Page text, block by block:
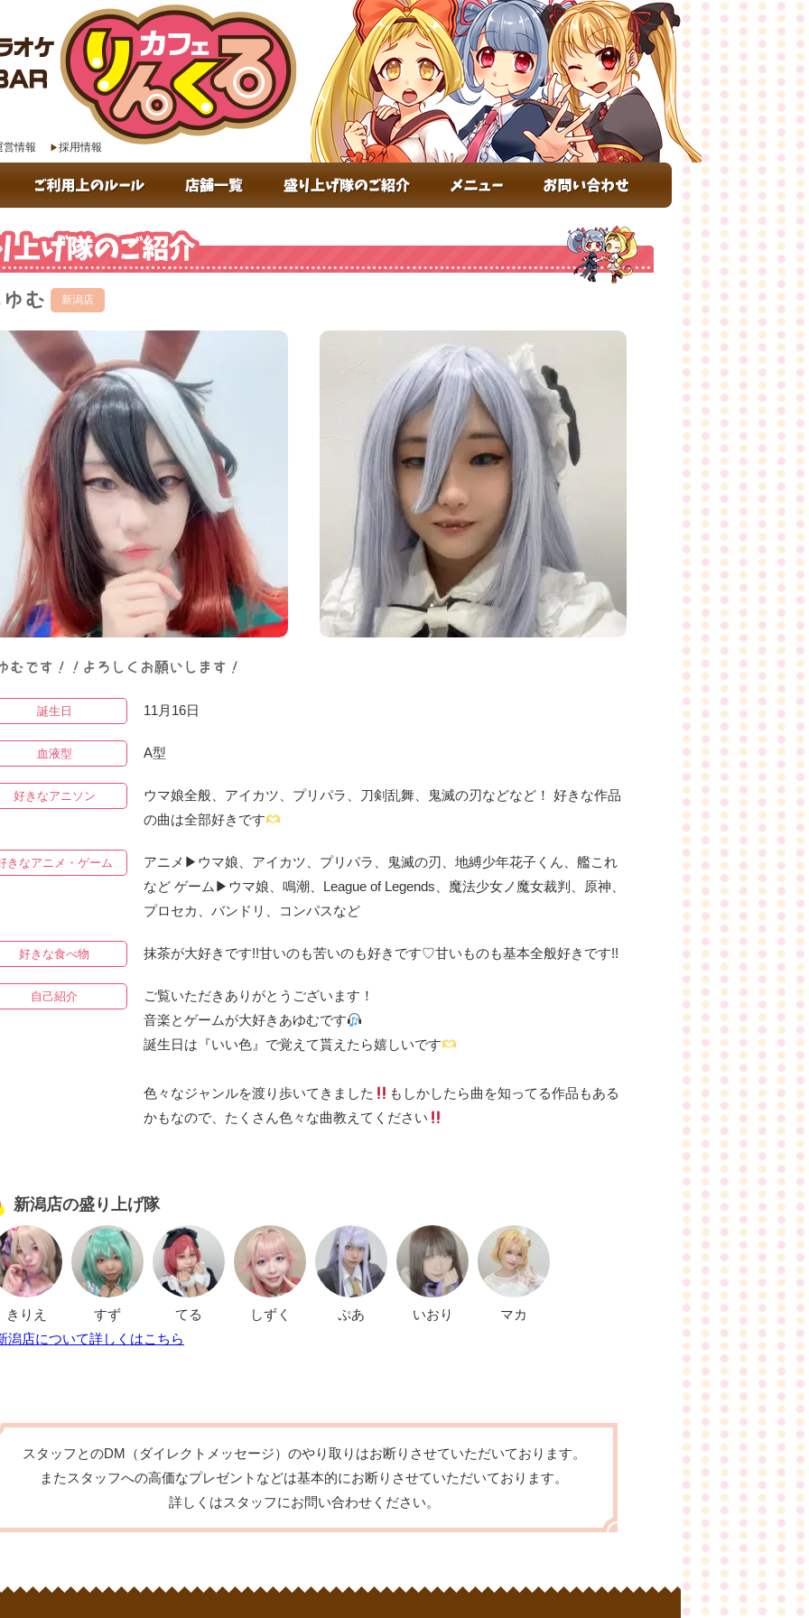
営情報 採用情報
む 新潟店
むです！！よろしくお願いします！
誕生日 11月16日
血液型 A型
好きなアニソン
ウマ娘全般、アイカツ、プリパラ、刀剣乱舞、鬼滅の刃などなど！ 好きな作品
の曲は全部好きです
きなアニメ・ゲーム
アニメ▶︎ウマ娘、アイカツ、プリパラ、鬼滅の刃、地縛少年花子くん、艦これ
など ゲーム▶︎ウマ娘、鳴潮、League of Legends、魔法少女ノ魔女裁判、原神、
プロセカ、バンドリ、コンパスなど
好きな食べ物 抹茶が大好きです!!甘いのも苦いのも好きです♡甘いものも基本全般好きです!!
自己紹介
ご覧いただきありがとうございます！
音楽とゲームが大好きあゆむです
誕生日は『いい色』で覚えて貰えたら嬉しいです
色々なジャンルを渡り歩いてきました
もしかしたら曲を知ってる作品もある
かもなので、たくさん色々な曲教えてください
新潟店の盛り上げ隊
きりえ すず てる しずく ぷあ いおり
マカ
店について詳しくはこちら
スタッフとのDM（ダイレクトメッセージ）のやり取りはお断りさせていただいております。
またスタッフへの高価なプレゼントなどは基本的にお断りさせていただいております。
詳しくはスタッフにお問い合わせください。